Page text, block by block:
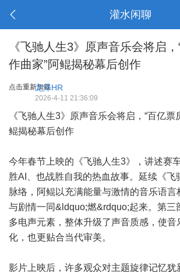
灌水闲聊
《飞驰人生3》原声音乐会将启
作曲家”阿鲲揭秘幕后创作
点击重新加载
龙泽HR
2026-4-11 21:36:09
《飞驰人生3》原声音乐会将启，“百亿票
鲲揭秘幕后创作
今年春节上映的《飞驰人生3》，讲述赛
胜AI、也战胜自我的热血故事。延续《飞
脉络，阿鲲以充满能量与激情的音乐语
与剧情一同&ldquo;燃&rdquo;起来。第三
多电声元素，整体升级了声音质感，使音
化，也更贴合当代审美。
影片上映后，许多观众对主题旋律记忆犹